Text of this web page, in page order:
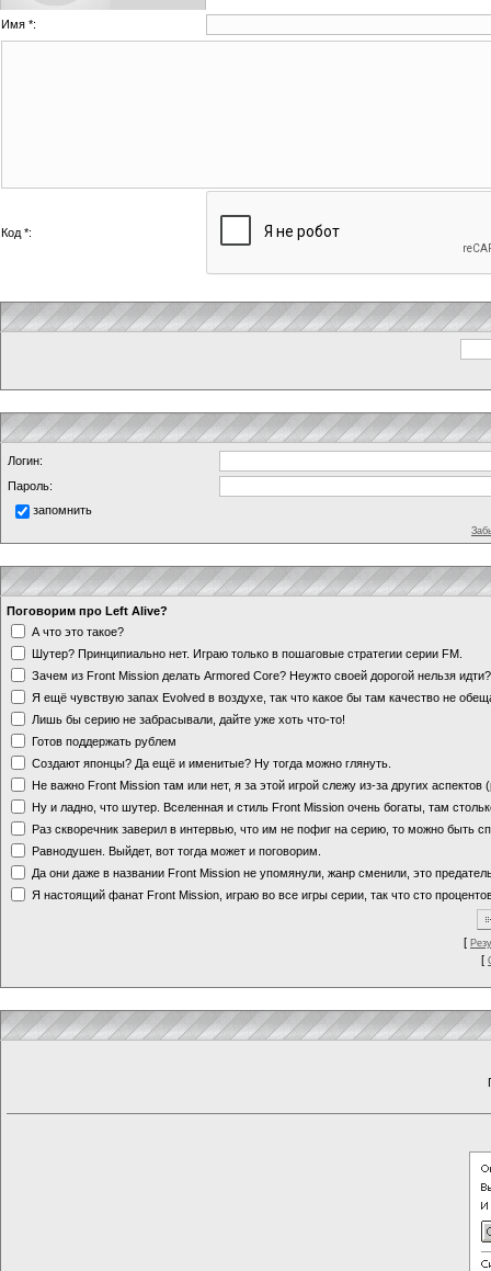
Имя *:
Код *:
Логин:
Пароль:
запомнить
Поговорим про Left Alive?
А что это такое?
Шутер? Принципиально нет. Играю только в пошаговые стратегии серии FM.
Зачем из Front Mission делать Armored Core? Неужто своей дорогой нельзя
Я ещё чувствую запах Evolved в воздухе, так что какое бы там качество не
Лишь бы серию не забрасывали, дайте уже хоть что-то!
Готов поддержать рублем
Создают японцы? Да ещё и именитые? Ну тогда можно глянуть.
Не важно Front Mission там или нет, я за этой игрой слежу из-за других аспектов
Ну и ладно, что шутер. Вселенная и стиль Front Mission очень богаты, там
Раз скворечник заверил в интервью, что им не пофиг на серию, то можно быть
Равнодушен. Выйдет, вот тогда может и поговорим.
Да они даже в названии Front Mission не упомянули, жанр сменили, это
Я настоящий фанат Front Mission, играю во все игры серии, так что сто
[
[